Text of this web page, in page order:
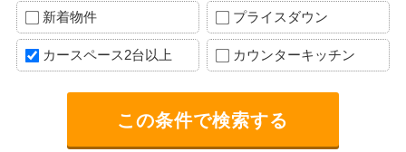
新着物件 プライスダウン
カースペース2台以上 カウンターキッチン